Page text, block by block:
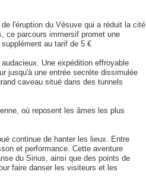
l'éruption du Vésuve qui a réduit la cité
ce parcours immersif promet une
au tarif de 5 €
Une expédition effroyable
jusqu'à une entrée secrète dissimulée
caveau situé dans des tunnels
où reposent les âmes les plus
continue de hanter les lieux. Entre
et performance. Cette aventure
du Sirius, ainsi que des points de
faire danser les visiteurs et les